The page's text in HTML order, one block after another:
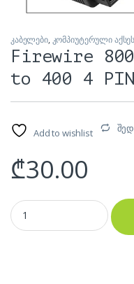
კაბელები, კომპიუტერული
Firewire
to 400 4
Add to wishlist
₾30.00
Firewire 800 IEEE 1394 9